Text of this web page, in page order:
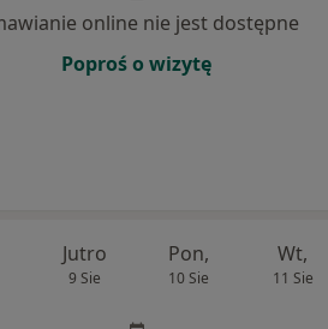
online nie jest dostępne
Poproś o wizytę
Jutro
9 Sie
Pon,
10 Sie
Wt,
11 Sie